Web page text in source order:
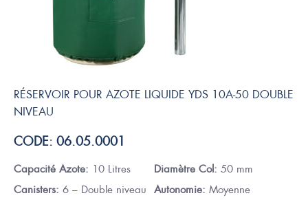
RÉSERVOIR POUR AZOTE LIQUIDE YDS 10A-50 DOUBLE
NIVEAU
CODE: 06.05.0001
Capacité Azote: 10 Litres Diamètre Col: 50 mm
Canisters: 6 – Double niveau Autonomie: Moyenne